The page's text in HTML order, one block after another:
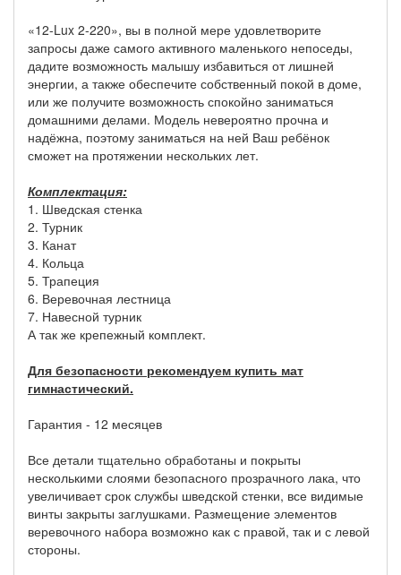
«12-Lux 2-220», вы в полной мере удовлетворите
запросы даже самого активного маленького непоседы,
дадите возможность малышу избавиться от лишней
энергии, а также обеспечите собственный покой в доме,
или же получите возможность спокойно заниматься
домашними делами. Модель невероятно прочна и
надёжна, поэтому заниматься на ней Ваш ребёнок
сможет на протяжении нескольких лет.
Комплектация:
1. Шведская стенка
2. Турник
3. Канат
4. Кольца
5. Трапеция
6. Веревочная лестница
7. Навесной турник
А так же крепежный комплект.
Для безопасности рекомендуем купить мат
гимнастический.
Гарантия - 12 месяцев
Все детали тщательно обработаны и покрыты
несколькими слоями безопасного прозрачного лака, что
увеличивает срок службы шведской стенки, все видимые
винты закрыты заглушками. Размещение элементов
веревочного набора возможно как с правой, так и с левой
стороны.